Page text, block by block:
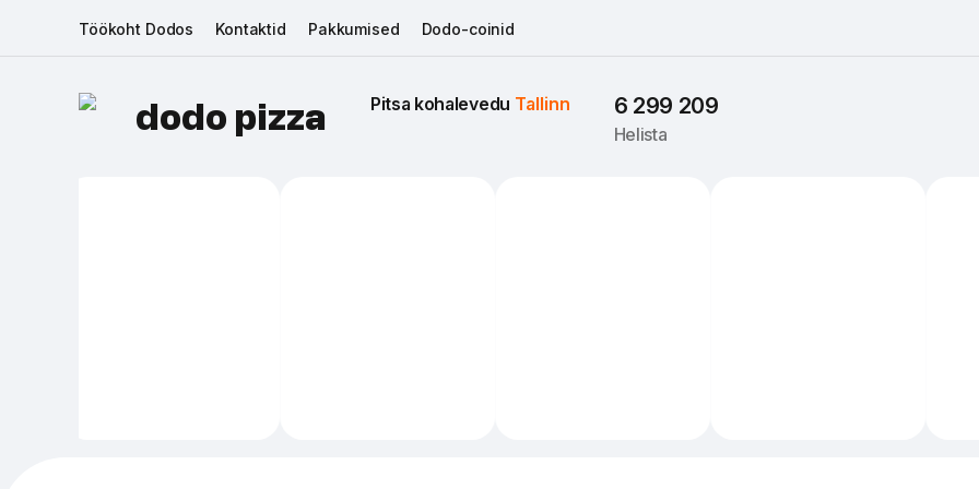
Töökoht Dodos Kontaktid Pakkumised Dodo-coinid
dodo pizza Pitsa kohalevedu Tallinn 6 299 209
Helista